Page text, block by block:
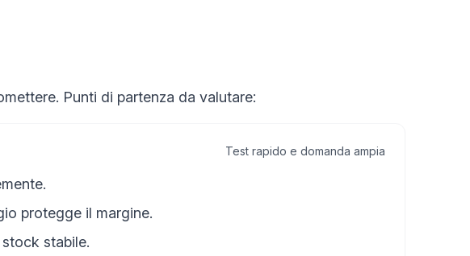
Punti di partenza da valutare:
Test rapido e domanda ampia
protegge il margine.
stabile.